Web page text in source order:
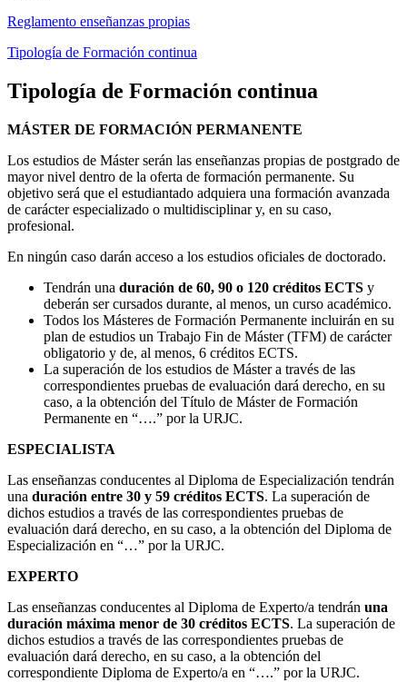
Reglamento enseñanzas propias
Tipología de Formación continua
Tipología de Formación continua
MÁSTER DE FORMACIÓN PERMANENTE
Los estudios de Máster serán las enseñanzas propias de postgrado de
mayor nivel dentro de la oferta de formación permanente. Su
objetivo será que el estudiantado adquiera una formación avanzada
de carácter especializado o multidisciplinar y, en su caso,
profesional.
En ningún caso darán acceso a los estudios oficiales de doctorado.
Tendrán una duración de 60, 90 o 120 créditos ECTS y
deberán ser cursados durante, al menos, un curso académico.
Todos los Másteres de Formación Permanente incluirán en su
plan de estudios un Trabajo Fin de Máster (TFM) de carácter
obligatorio y de, al menos, 6 créditos ECTS.
La superación de los estudios de Máster a través de las
correspondientes pruebas de evaluación dará derecho, en su
caso, a la obtención del Título de Máster de Formación
Permanente en “….” por la URJC.
ESPECIALISTA
Las enseñanzas conducentes al Diploma de Especialización tendrán
una duración entre 30 y 59 créditos ECTS. La superación de
dichos estudios a través de las correspondientes pruebas de
evaluación dará derecho, en su caso, a la obtención del Diploma de
Especialización en “…” por la URJC.
EXPERTO
Las enseñanzas conducentes al Diploma de Experto/a tendrán una
duración máxima menor de 30 créditos ECTS. La superación de
dichos estudios a través de las correspondientes pruebas de
evaluación dará derecho, en su caso, a la obtención del
correspondiente Diploma de Experto/a en “….” por la URJC.